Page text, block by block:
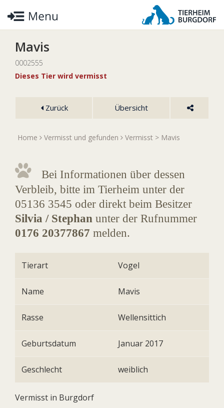
Mavis
0002555
Dieses Tier wird vermisst
Zurück Übersicht
Home Vermisst und gefunden Vermisst > Mavis
Bei Informationen über dessen
Verbleib, bitte im Tierheim unter der
05136 3545 oder direkt beim Besitzer
Silvia / Stephan unter der Rufnummer
0176 20377867 melden.
Tierart Vogel
Name Mavis
Rasse Wellensittich
Geburtsdatum Januar 2017
Geschlecht weiblich
Vermisst in Burgdorf